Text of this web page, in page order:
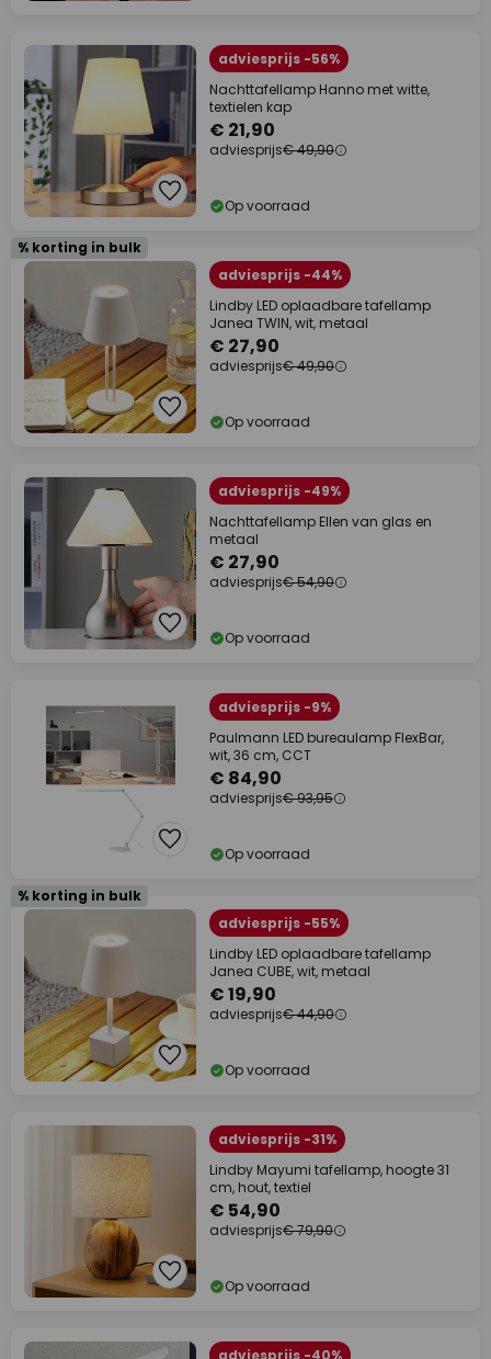
adviesprijs -56%
Nachttafellamp Hanno met witte,
textielen kap
€ 21,90
adviesprijs€ 49,90
Op voorraad
% korting in bulk
adviesprijs -44%
Lindby LED oplaadbare tafellamp
Janea TWIN, wit, metaal
€ 27,90
adviesprijs€ 49,90
Op voorraad
adviesprijs -49%
Nachttafellamp Ellen van glas en
metaal
€ 27,90
adviesprijs€ 54,90
Op voorraad
adviesprijs -9%
Paulmann LED bureaulamp FlexBar,
wit, 36 cm, CCT
€ 84,90
adviesprijs€ 93,95
Op voorraad
% korting in bulk
adviesprijs -55%
Lindby LED oplaadbare tafellamp
Janea CUBE, wit, metaal
€ 19,90
adviesprijs€ 44,90
Op voorraad
adviesprijs -31%
Lindby Mayumi tafellamp, hoogte 31
cm, hout, textiel
€ 54,90
adviesprijs€ 79,90
Op voorraad
adviesprijs -40%